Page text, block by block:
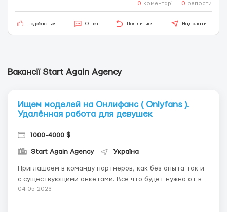
0 коментарі 0 репости
Подобається Ответ Поділитися Надіслати
Вакансії Start Again Agency
Ищем моделей на Онлифанс ( Onlyfans ).
Удалённая работа для девушек
1000-4000 $
Start Again Agency Україна
Приглашаем в команду партнёров, как без опыта так и
с существующими анкетами. Всё что будет нужно от вас
- стабильная поставка качественного контента👌
04-05-2023